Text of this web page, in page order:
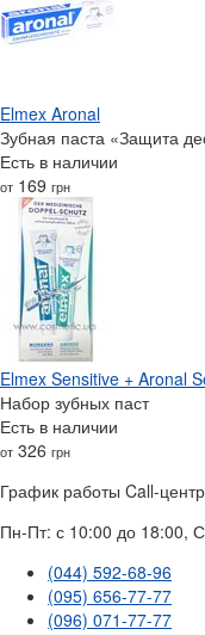
Elmex Aronal
Зубная паста «Защита
Есть в наличии
от 169 грн
Elmex Sensitive + Aronal
Набор зубных паст
Есть в наличии
от 326 грн
График работы Call-
Пн-Пт: с 10:00 до 18:00,
(044) 592-68-96
(095) 656-77-77
(096) 071-77-77